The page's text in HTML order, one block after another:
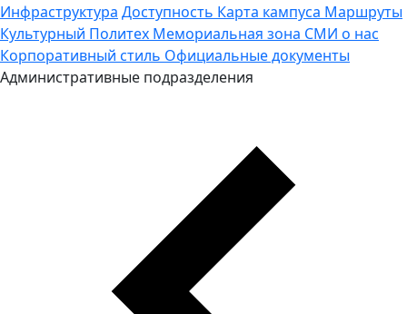
Инфраструктура Доступность Карта кампуса Маршруты
Культурный Политех Мемориальная зона СМИ о нас
Корпоративный стиль Официальные документы
Административные подразделения